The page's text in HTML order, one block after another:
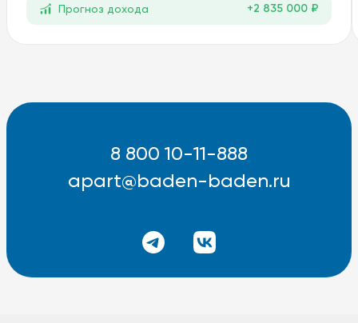
Прогноз дохода +2 835 000 ₽
8 800 10-11-888
apart@baden-baden.ru